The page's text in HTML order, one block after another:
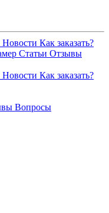
Новости Как заказать?
Статьи Отзывы
Новости Как заказать?
Вопросы